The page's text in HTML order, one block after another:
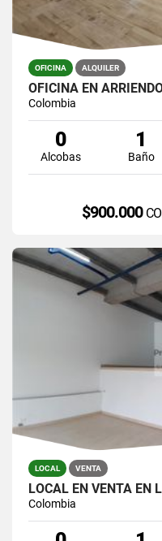
OFICINA ALQUILER
OFICINA EN
Colombia
0
Alcobas
1
Baño
$900.000
LOCAL VENTA
LOCAL EN VENTA EN
Colombia